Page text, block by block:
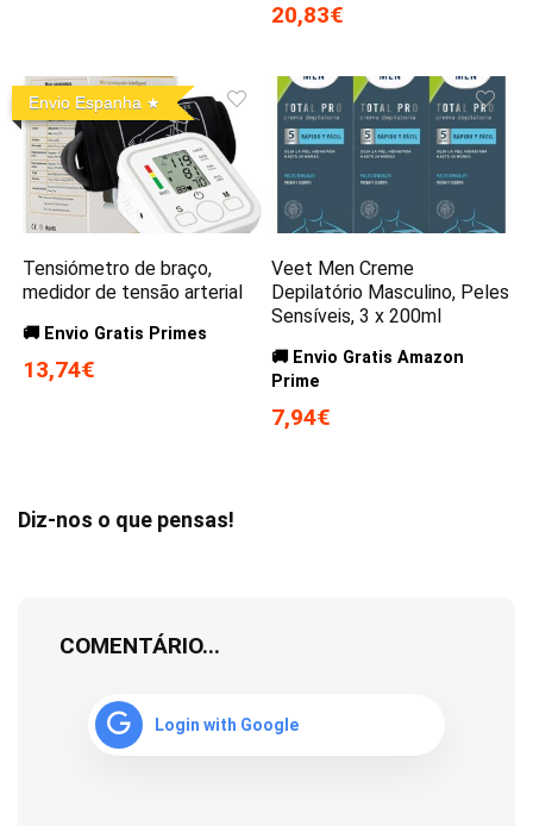
20,83€
Envio Espanha
Tensiómetro de braço,
medidor de tensão arterial
🚚 Envio Gratis Primes
13,74€
Veet Men Creme
Depilatório Masculino, Peles
Sensíveis, 3 x 200ml
🚚 Envio Gratis Amazon
Prime
7,94€
Diz-nos o que pensas!
COMENTÁRIO...
Login with Google